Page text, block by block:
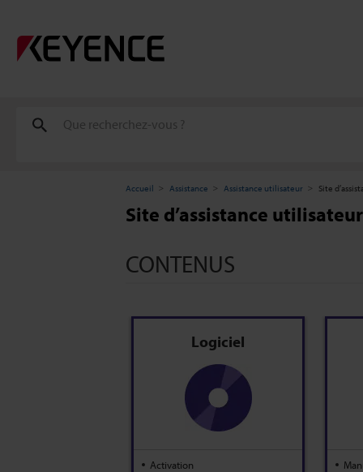
Accueil Assistance Assistance utilisateur Site
Site d’assistance
CONTENUS
Logiciel
Activation